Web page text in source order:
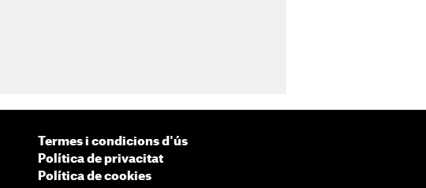
Termes i condicions d'ús
Política de privacitat
Política de cookies